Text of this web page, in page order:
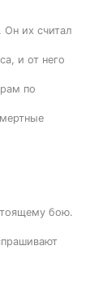
Он их считал
и от него
по
бою.